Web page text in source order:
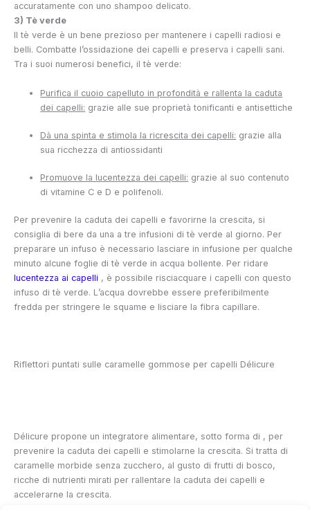
accuratamente con uno shampoo delicato.
3) Tè verde
Il tè verde è un bene prezioso per mantenere i capelli radiosi e
belli. Combatte l’ossidazione dei capelli e preserva i capelli sani.
Tra i suoi numerosi benefici, il tè verde:
Purifica il cuoio capelluto in profondità e rallenta la caduta
dei capelli: grazie alle sue proprietà tonificanti e antisettiche
Dà una spinta e stimola la ricrescita dei capelli: grazie alla
sua ricchezza di antiossidanti
Promuove la lucentezza dei capelli: grazie al suo contenuto
di vitamine C e D e polifenoli.
Per prevenire la caduta dei capelli e favorirne la crescita, si
consiglia di bere da una a tre infusioni di tè verde al giorno. Per
preparare un infuso è necessario lasciare in infusione per qualche
minuto alcune foglie di tè verde in acqua bollente. Per ridare
lucentezza ai capelli , è possibile risciacquare i capelli con questo
infuso di tè verde. L’acqua dovrebbe essere preferibilmente
fredda per stringere le squame e lisciare la fibra capillare.
Riflettori puntati sulle caramelle gommose per capelli Délicure
Délicure propone un integratore alimentare, sotto forma di , per
prevenire la caduta dei capelli e stimolarne la crescita. Si tratta di
caramelle morbide senza zucchero, al gusto di frutti di bosco,
ricche di nutrienti mirati per rallentare la caduta dei capelli e
accelerarne la crescita.